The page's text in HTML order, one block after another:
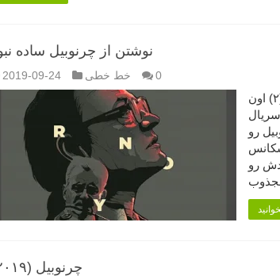
نوشتن از چرنوبیل ساده
2019-09-24 خط خطی 0
نوشتن از «چرنوبیل» ساده نبود.. (۱) (۲) اون
رو
رو
چرنوبیل (۲۰۱۹)